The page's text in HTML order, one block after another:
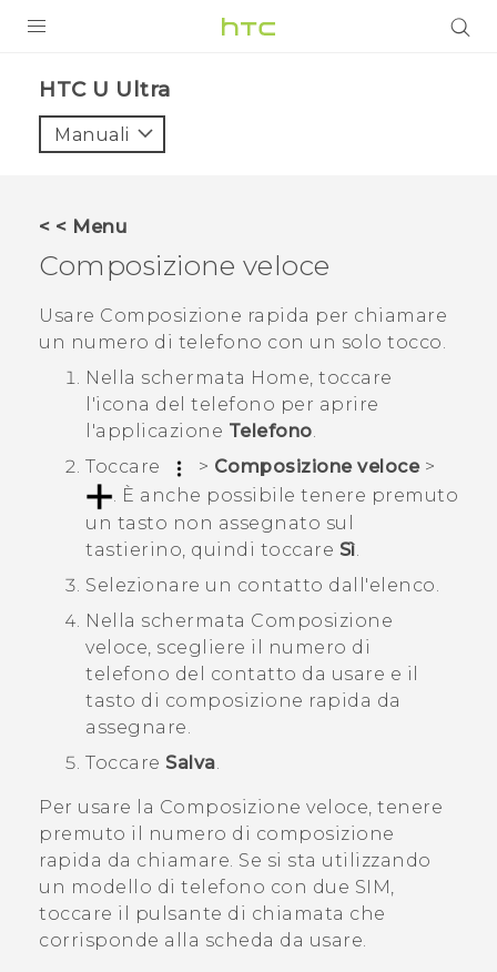
VIVE
ASSISTENZA
Accessori e dispositivi HTC
Accesso
HTC U Ultra‎
Manuali
< < Menu
Composizione veloce
Usare Composizione rapida per chiamare
un numero di telefono con un solo tocco.
Nella schermata Home, toccare
l'icona del telefono per aprire
l'applicazione Telefono.
Toccare
> Composizione veloce>
È anche possibile tenere premuto
un tasto non assegnato sul
tastierino, quindi toccare Sì.
Selezionare un contatto dall'elenco.
Nella schermata Composizione
veloce, scegliere il numero di
telefono del contatto da usare e il
tasto di composizione rapida da
assegnare.
Toccare Salva.
Per usare la Composizione veloce, tenere
premuto il numero di composizione
rapida da chiamare. Se si sta utilizzando
un modello di telefono con due SIM,
toccare il pulsante di chiamata che
corrisponde alla scheda da usare.